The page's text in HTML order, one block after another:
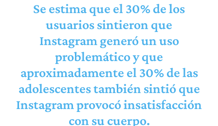
Se estima que el 30% de los
usuarios sintieron que
Instagram generó un uso
problemático y que
aproximadamente el 30% de las
adolescentes también sintió que
Instagram provocó insatisfacción
con su cuerpo.